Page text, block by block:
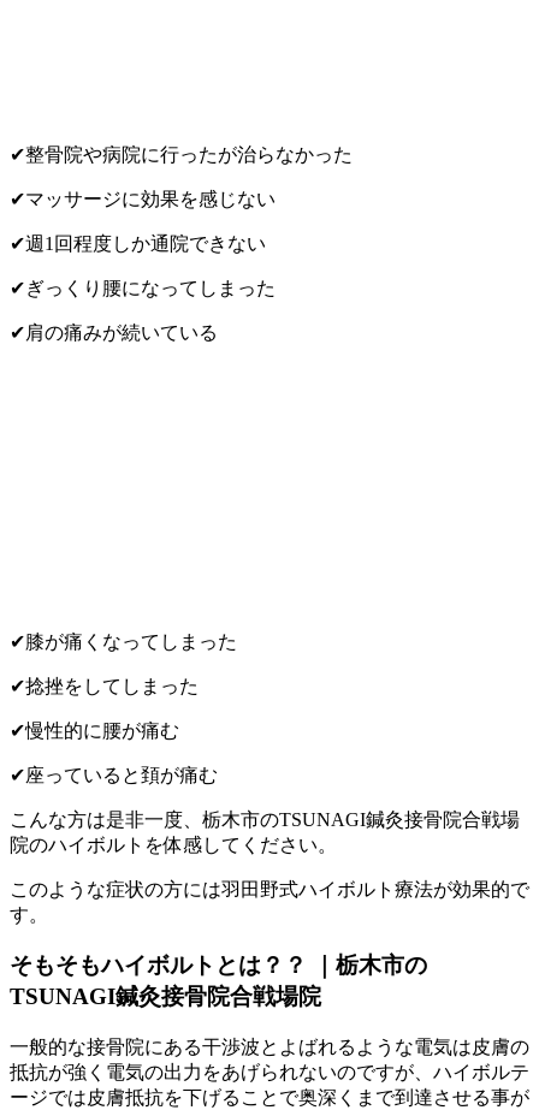
✔整骨院や病院に行ったが治らなかった
✔マッサージに効果を感じない
✔週1回程度しか通院できない
✔ぎっくり腰になってしまった
✔肩の痛みが続いている
✔膝が痛くなってしまった
✔捻挫をしてしまった
✔慢性的に腰が痛む
✔座っていると頚が痛む
こんな方は是非一度、栃木市のTSUNAGI鍼灸接骨院合戦場
院のハイボルトを体感してください。
このような症状の方には羽田野式ハイボルト療法が効果的で
す。
そもそもハイボルトとは？？ ｜栃木市の
TSUNAGI鍼灸接骨院合戦場院
一般的な接骨院にある干渉波とよばれるような電気は皮膚の
抵抗が強く電気の出力をあげられないのですが、ハイボルテ
ージでは皮膚抵抗を下げることで奥深くまで到達させる事が